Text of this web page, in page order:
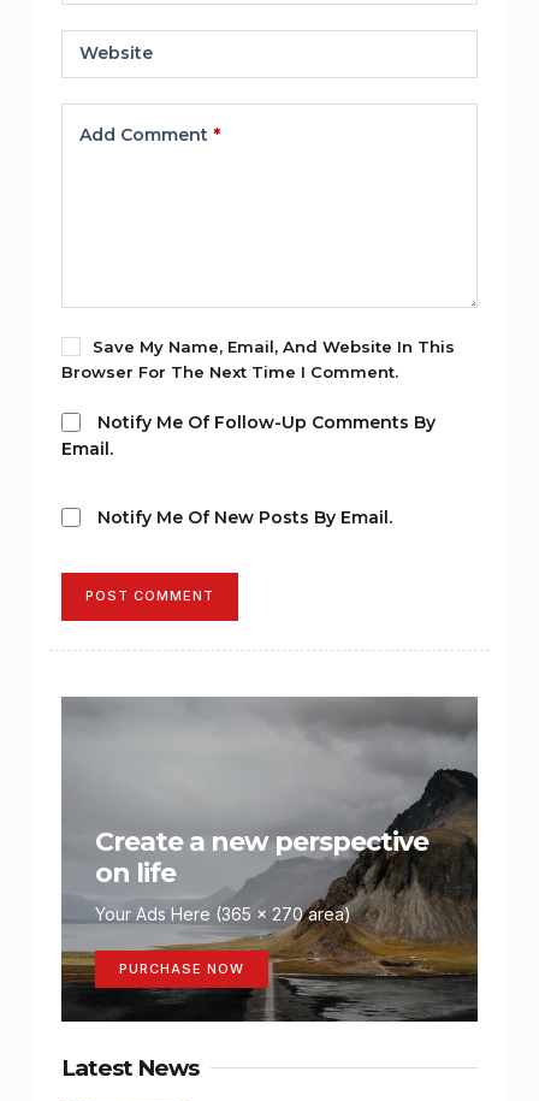
Website
Add Comment *
Save My Name, Email, And Website In This
Browser For The Next Time I Comment.
Notify Me Of Follow-Up Comments By
Email.
Notify Me Of New Posts By Email.
POST COMMENT
Create a new perspective
on life
Your Ads Here (365 x 270 area)
PURCHASE NOW
Latest News